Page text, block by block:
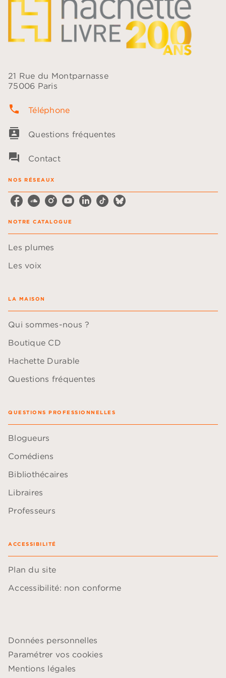
21 Rue du Montparnasse
75006 Paris
phone Téléphone
contacts Questions fréquentes
question_answer Contact
NOS RÉSEAUX
NOTRE CATALOGUE
Les plumes
Les voix
LA MAISON
Qui sommes-nous ?
Boutique CD
Hachette Durable
Questions fréquentes
QUESTIONS PROFESSIONNELLES
Blogueurs
Comédiens
Bibliothécaires
Libraires
Professeurs
ACCESSIBILITÉ
Plan du site
Accessibilité: non conforme
Données personnelles
Paramétrer vos cookies
Mentions légales